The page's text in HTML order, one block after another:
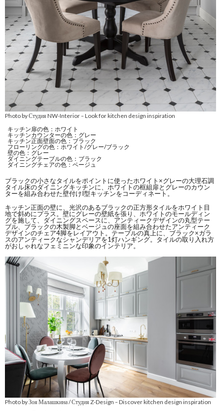
Photo by Студия NW-Interior–Look for kitchen design inspiration
キッチン扉の色：ホワイト
キッチンカウンターの色：グレー
キッチン正面壁面の色：ブラック
フローリングの色：ホワイト/グレー/ブラック
壁の色：グレー
ダイニングテーブルの色：ブラック
ダイニングチェアの色：ベージュ
ブラックの小さなタイルをポイントに使ったホワイト×グレーの大理石調
タイル床のダイニングキッチンに、ホワイトの框組扉とグレーのカウン
ターを組み合わせた壁付けI型キッチンをコーディネート。
キッチン正面の壁に、光沢のあるブラックの正方形タイルをホワイト目
地で斜めにプラス。壁にグレーの壁紙を張り、ホワイトのモールディン
グを施して、ダイニングスペースに、アンティークデザインの丸型テー
ブル、ブラックの木製脚とベージュの座面を組み合わせたアンティーク
デザインのチェア4脚をレイアウト。テーブルの真上に、ブラック×ガラ
スのアンティークなシャンデリアを1灯ハンギング。タイルの取り入れ方
がおしゃれなフェミニンな印象のインテリア。
Photo by Зоя Малашкина / Студия Z-Design –Discover kitchen design inspiration